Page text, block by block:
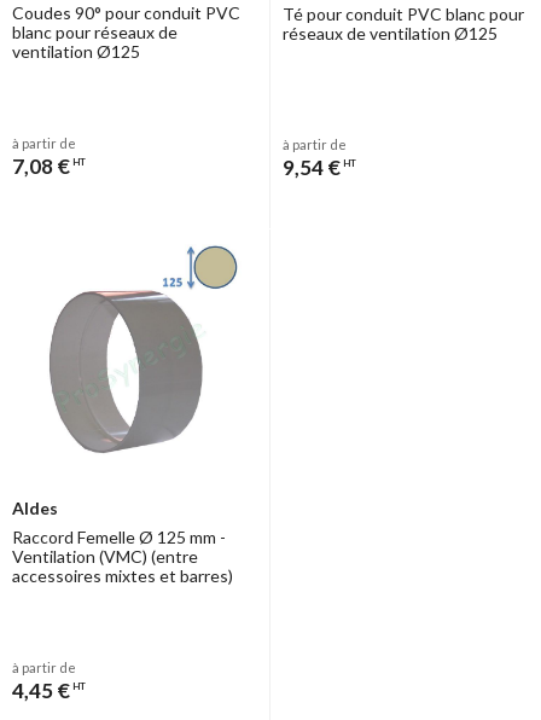
Coudes 90° pour conduit PVC
blanc pour réseaux de
ventilation Ø125
à partir de
7,08 € HT
Té pour conduit PVC blanc pour
réseaux de ventilation Ø125
à partir de
9,54 € HT
Aldes
Raccord Femelle Ø 125 mm -
Ventilation (VMC) (entre
accessoires mixtes et barres)
à partir de
4,45 € HT